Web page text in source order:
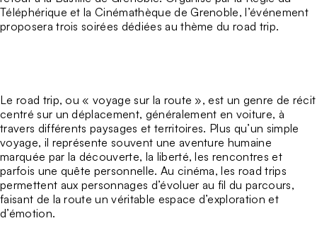
Téléphérique et laCinémathèque de Grenoble, l’événement
proposera trois soirées dédiées au thème du road trip.
Le road trip, ou « voyage sur la route », est un genre de récit
centré sur un déplacement, généralement en voiture, à
travers différents paysages et territoires. Plus qu’un simple
voyage, il représente souvent une aventure humaine
marquée par la découverte, la liberté, les rencontres et
parfois une quête personnelle. Au cinéma, les road trips
permettent aux personnages d’évoluer au fil du parcours,
faisant de la route un véritable espace d’exploration et
d’émotion.